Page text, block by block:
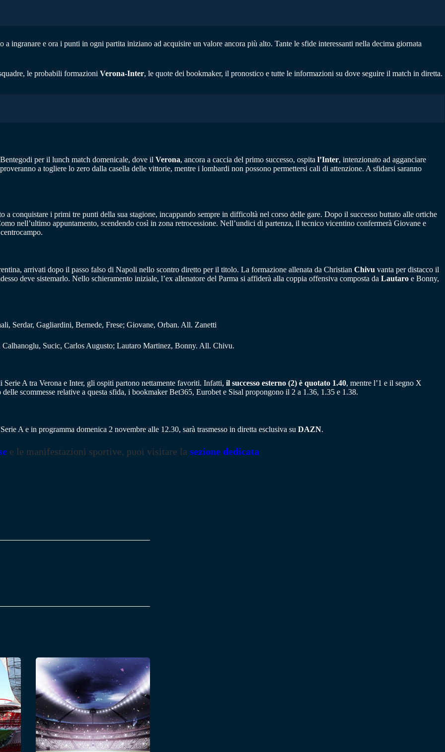
a ingranare e ora i punti in ogni partita iniziano ad acquisire un valore ancora più alto. Tante le sfide interessanti nella decima giornata
le probabili formazioni Verona-Inter, le quote dei bookmaker, il pronostico e tutte le informazioni su dove seguire il match in diretta.
per il lunch match domenicale, dove il Verona, ancora a caccia del primo successo, ospita l’Inter, intenzionato ad agganciare
a togliere lo zero dalla casella delle vittorie, mentre i lombardi non possono permettersi cali di attenzione. A sfidarsi saranno
a conquistare i primi tre punti della sua stagione, incappando sempre in difficoltà nel corso delle gare. Dopo il successo buttato alle ortiche
nell’ultimo appuntamento, scendendo così in zona retrocessione. Nell’undici di partenza, il tecnico vicentino confermerà Giovane e
arrivati dopo il passo falso di Napoli nello scontro diretto per il titolo. La formazione allenata da Christian Chivu vanta per distacco il
deve sistemarlo. Nello schieramento iniziale, l’ex allenatore del Parma si affiderà alla coppia offensiva composta da Lautaro e Bonny,
Serdar, Gagliardini, Bernede, Frese; Giovane, Orban. All. Zanetti
Sucic, Carlos Augusto; Lautaro Martinez, Bonny. All. Chivu.
Serie A tra Verona e Inter, gli ospiti partono nettamente favoriti. Infatti, il successo esterno (2) è quotato 1.40, mentre l’1 e il segno X
scommesse relative a questa sfida, i bookmaker Bet365, Eurobet e Sisal propongono il 2 a 1.36, 1.35 e 1.38.
A e in programma domenica 2 novembre alle 12.30, sarà trasmesso in diretta esclusiva su DAZN.
e le manifestazioni sportive, puoi visitare la sezione dedicata